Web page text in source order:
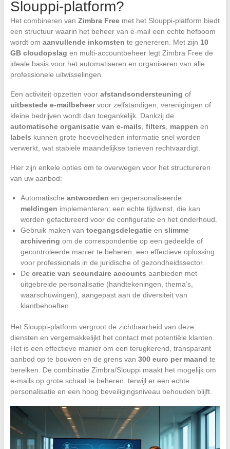
Slouppi-platform?
Het combineren van Zimbra Freemet het Slouppi-platform biedt
een structuur waarin het beheer van e-mail een echte hefboom
wordt om aanvullende inkomsten te genereren. Met zijn 10
GB cloudopslag en multi-accountbeheer legt Zimbra Free de
ideale basis voor het automatiseren en organiseren van alle
professionele uitwisselingen.
Een activiteit opzetten voor afstandsondersteuning of
uitbestede e-mailbeheervoor zelfstandigen, verenigingen of
kleine bedrijven wordt dan toegankelijk. Dankzij de
automatische organisatie van e-mails filters mappen en
labels kunnen grote hoeveelheden informatie snel worden
verwerkt, wat stabiele maandelijkse tarieven rechtvaardigt.
Hier zijn enkele opties om te overwegen voor het structureren
van uw aanbod:
Automatische antwoorden en gepersonaliseerde
meldingen implementeren: een echte tijdwinst, die kan
worden gefactureerd voor de configuratie en het onderhoud.
Gebruik maken van toegangsdelegatieen slimme
archivering om de correspondentie op een gedeelde of
gecontroleerde manier te beheren, een effectieve oplossing
voor professionals in de juridische of gezondheidssector.
De creatie van secundaire accounts aanbieden met
uitgebreide personalisatie (handtekeningen, thema’s,
waarschuwingen), aangepast aan de diversiteit van
klantbehoeften.
Het Slouppi-platform vergroot de zichtbaarheid van deze
diensten en vergemakkelijkt het contact met potentiële klanten.
Het is een effectieve manier om een terugkerend, transparant
aanbod op te bouwen en de grens van 300 euro per maand te
bereiken. De combinatie Zimbra/Slouppi maakt het mogelijk om
e-mails op grote schaal te beheren, terwijl er een echte
personalisatie en een hoog beveiligingsniveau behouden blijft.